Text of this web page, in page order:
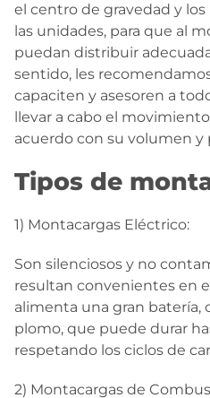
el centro de gravedad y
las unidades, para que al
puedan distribuir
sentido, les
capaciten y asesoren a
llevar a cabo el
acuerdo con su volumen y
Tipos de
1) Montacargas Eléctrico:
Son silenciosos y no
resultan convenientes en
alimenta una gran batería,
plomo, que puede durar
respetando los ciclos de
2) Montacargas de